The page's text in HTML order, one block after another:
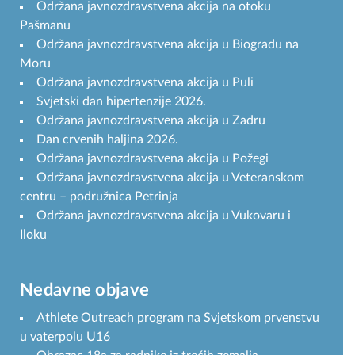
Održana javnozdravstvena akcija na otoku
Pašmanu
Održana javnozdravstvena akcija u Biogradu na
Moru
Održana javnozdravstvena akcija u Puli
Svjetski dan hipertenzije 2026.
Održana javnozdravstvena akcija u Zadru
Dan crvenih haljina 2026.
Održana javnozdravstvena akcija u Požegi
Održana javnozdravstvena akcija u Veteranskom
centru – podružnica Petrinja
Održana javnozdravstvena akcija u Vukovaru i
Iloku
Nedavne objave
Athlete Outreach program na Svjetskom prvenstvu
u vaterpolu U16